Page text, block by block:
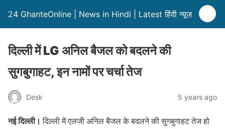
24 GhanteOnline | News in Hindi | Latest हिंदी न्यूज़
दिल्ली में LG अनिल बैजल को बदलने की
सुगबुगाहट, इन नामों पर चर्चा तेज
Desk 5 years ago
नई दिल्ली। दिल्ली में एलजी अनिल बैजल के बदलने की सुगबुगाहट तेज हो